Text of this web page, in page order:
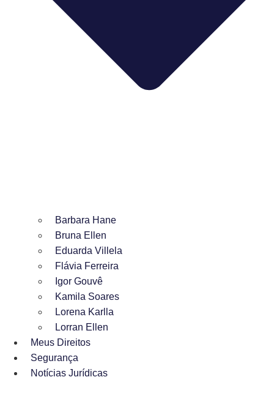
Barbara Hane
Bruna Ellen
Eduarda Villela
Flávia Ferreira
Igor Gouvê
Kamila Soares
Lorena Karlla
Lorran Ellen
Meus Direitos
Segurança
Notícias Jurídicas